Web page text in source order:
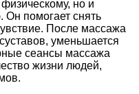
но и
помогает снять
После массажа
уменьшается
сеансы массажа
жизни людей,